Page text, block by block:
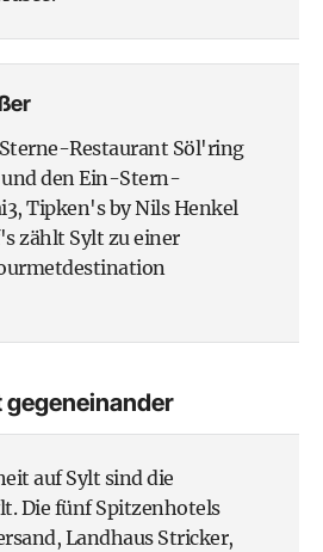
Restaurant Söl'ring
den Ein-Stern-
Tipken's by Nils Henkel
zählt Sylt zu einer
auf Sylt sind die
Die fünf Spitzenhotels
Landhaus Stricker,